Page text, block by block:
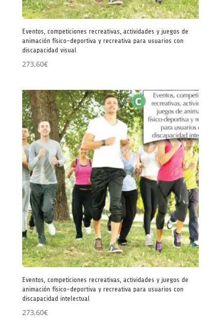
Eventos, competiciones recreativas, actividades y juegos de
animación físico-deportiva y recreativa para usuarios con
discapacidad visual
273,60€
Eventos, competiciones recreativas, actividades y juegos de
animación físico-deportiva y recreativa para usuarios con
discapacidad intelectual
273,60€